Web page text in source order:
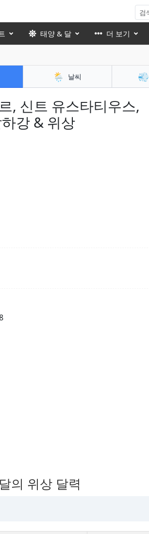
태양 & 달 더 보기
🌦️ 날씨 💨
, 신트 유스타티우스,
강 & 위상
의 위상 달력